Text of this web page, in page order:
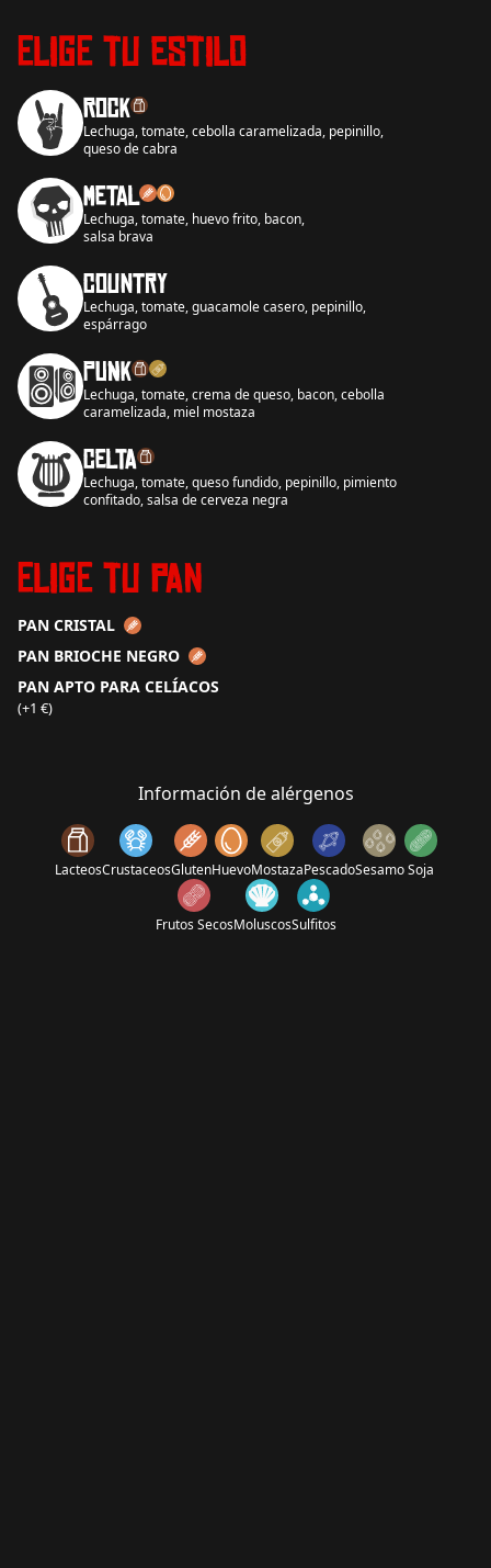
Elige tu estilo
Rock
Lechuga, tomate, cebolla caramelizada, pepinillo,
queso de cabra
Metal
Lechuga, tomate, huevo frito, bacon,
salsa brava
Country
Lechuga, tomate, guacamole casero, pepinillo,
espárrago
Punk
Lechuga, tomate, crema de queso, bacon, cebolla
caramelizada, miel mostaza
Celta
Lechuga, tomate, queso fundido, pepinillo, pimiento
confitado, salsa de cerveza negra
Elige tu pan
PAN CRISTAL
PAN BRIOCHE NEGRO
PAN APTO PARA CELÍACOS
(+1 €)
Información de alérgenos
LacteosCrustaceosGlutenHuevoMostazaPescadoSesamo Soja
Frutos SecosMoluscosSulfitos